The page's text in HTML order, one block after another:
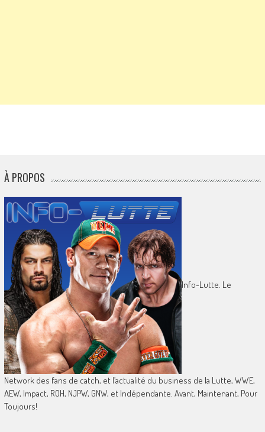
À PROPOS
Info-Lutte. Le
Network des fans de catch, et l’actualité du business de la Lutte, WWE,
AEW, Impact, ROH, NJPW, GNW, et Indépendante. Avant, Maintenant, Pour
Toujours!